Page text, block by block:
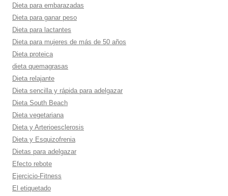
Dieta para embarazadas
Dieta para ganar peso
Dieta para lactantes
Dieta para mujeres de más de 50 años
Dieta proteica
dieta quemagrasas
Dieta relajante
Dieta sencilla y rápida para adelgazar
Dieta South Beach
Dieta vegetariana
Dieta y Arterioesclerosis
Dieta y Esquizofrenia
Dietas para adelgazar
Efecto rebote
Ejercicio-Fitness
El etiquetado